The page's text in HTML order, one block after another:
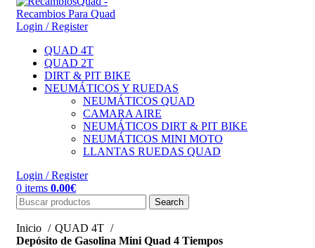
Login / Register
QUAD 4T
QUAD 2T
DIRT & PIT BIKE
NEUMÁTICOS Y RUEDAS
NEUMÁTICOS QUAD
CAMARA AIRE
NEUMÁTICOS DIRT & PIT BIKE
NEUMÁTICOS MINI MOTO
LLANTAS RUEDAS QUAD
Login / Register
0 items 0.00€
Search
Inicio
QUAD 4T
Depósito de Gasolina Mini Quad 4 Tiempos